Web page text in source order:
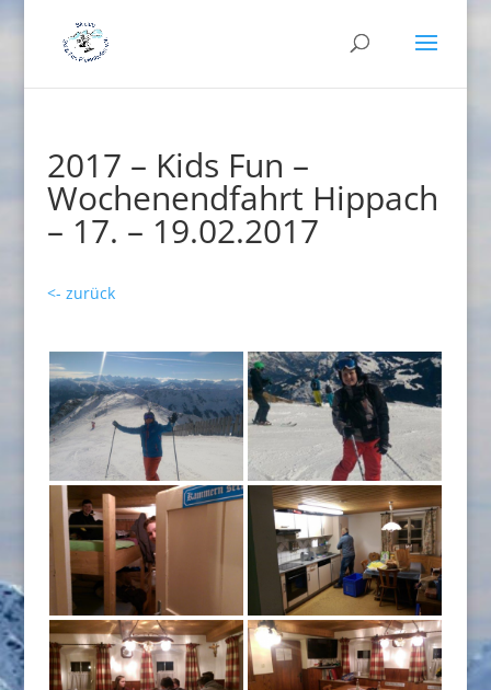
2017 – Kids Fun –
Wochenendfahrt Hippach
– 17. – 19.02.2017
<- zurück